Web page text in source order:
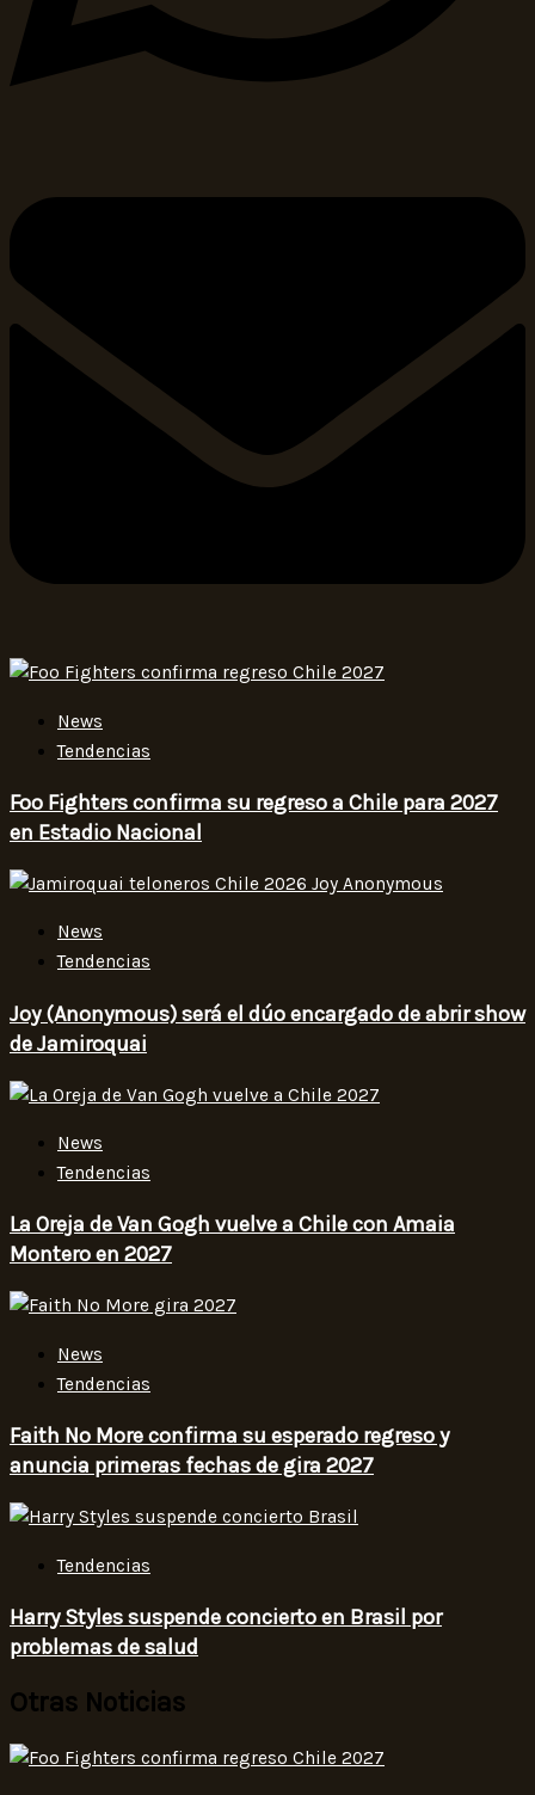
News
Tendencias
Foo Fighters confirma su regreso a Chile para 2027
en Estadio Nacional
News
Tendencias
Joy (Anonymous) será el dúo encargado de abrir show
de Jamiroquai
News
Tendencias
La Oreja de Van Gogh vuelve a Chile con Amaia
Montero en 2027
News
Tendencias
Faith No More confirma su esperado regreso y
anuncia primeras fechas de gira 2027
Tendencias
Harry Styles suspende concierto en Brasil por
problemas de salud
Otras Noticias